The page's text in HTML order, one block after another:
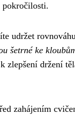
pokročilosti.
udržet
šetrné ke
zlepšení držení
zahájením